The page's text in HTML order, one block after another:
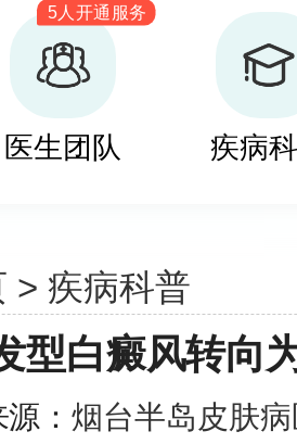
风，包括自体表皮
细胞移植等。
5人开通服务
医生团队 疾病
>疾病科普
型白癜风转向
源：烟台半岛皮肤